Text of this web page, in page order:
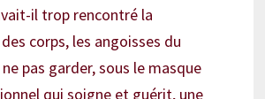
il trop rencontré la
corps, les angoisses du
pas garder, sous le masque
qui soigne et guérit, une